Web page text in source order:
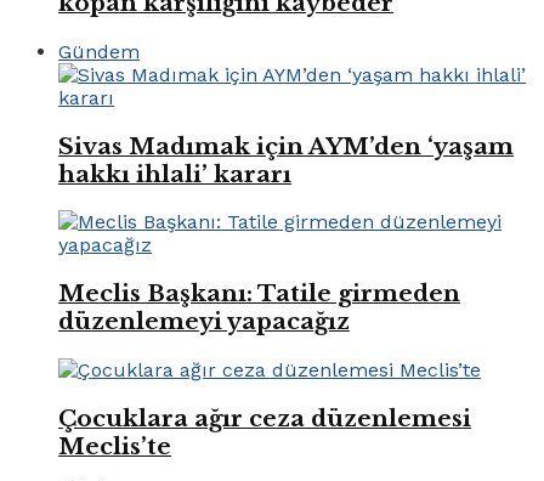
Gündem
Sivas Madımak için AYM’den ‘yaşam
hakkı ihlali’ kararı
Meclis Başkanı: Tatile girmeden
düzenlemeyi yapacağız
Çocuklara ağır ceza düzenlemesi
Meclis’te